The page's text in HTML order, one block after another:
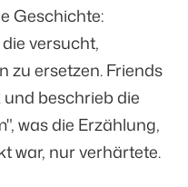
Geschichte:
versucht,
zu ersetzen.Friends
beschrieb die
was die Erzählung,
war, nur verhärtete.